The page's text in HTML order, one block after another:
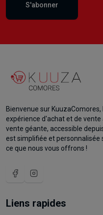
S'abonner
Bienvenue sur
expérience d'achat et de
vente géante, accessible
est simplifiée et personnalisée
ce que nous vous offrons !
Liens rapides